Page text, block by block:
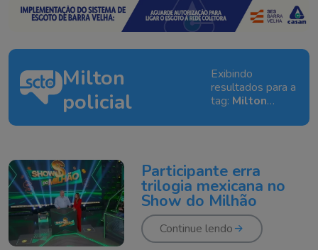
Milton
policial
Exibindo
resultados para a
tag: Milton
Participante erra
trilogia mexicana no
Show do Milhão
Continue lendo